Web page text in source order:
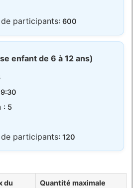
participants: 600
enfant de 6 à 12 ans)
: 5
participants: 120
du
Quantité maximale